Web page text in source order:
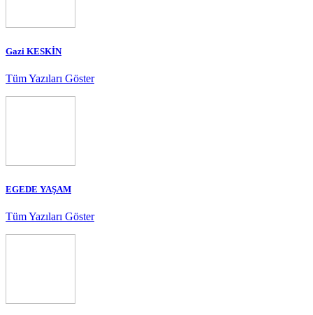
Gazi KESKİN
Tüm Yazıları Göster
EGEDE YAŞAM
Tüm Yazıları Göster